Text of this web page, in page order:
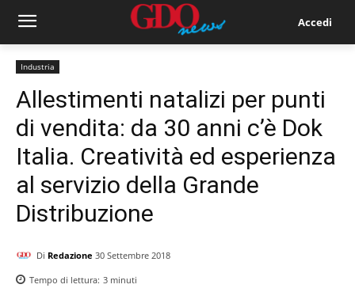
Accedi
Industria
Allestimenti natalizi per punti
di vendita: da 30 anni c’è Dok
Italia. Creatività ed esperienza
al servizio della Grande
Distribuzione
Di Redazione 30 Settembre 2018
Tempo di lettura: 3 minuti